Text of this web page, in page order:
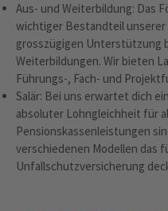
Aus- und Weiterbildung: Das
wichtiger Bestandteil
grosszügigen Unterstützung
Weiterbildungen. Wir bieten
Führungs-, Fach- und
Salär: Bei uns erwartet dich
absoluter Lohngleichheit für
Pensionskassenleistungen
verschiedenen Modellen das
Unfallschutzversicherung